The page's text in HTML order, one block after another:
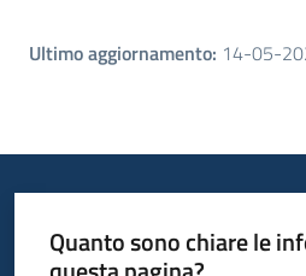
Ultimo aggiornamento: 14-05-
Quanto sono chiare le